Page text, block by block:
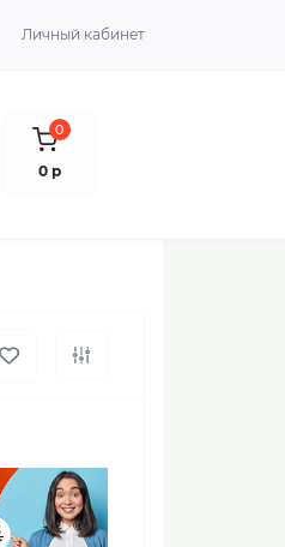
Личный кабинет
0
0 р